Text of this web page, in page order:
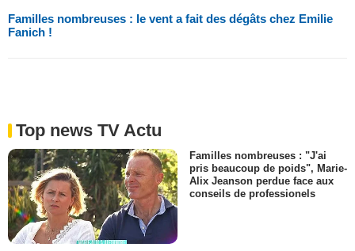
Familles nombreuses : le vent a fait des dégâts chez Emilie
Fanich !
Top news TV Actu
Familles nombreuses : "J'ai
pris beaucoup de poids", Marie-
Alix Jeanson perdue face aux
conseils de professionels